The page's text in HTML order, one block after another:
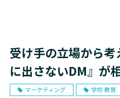
受け手の立場から
に出さないDM』が
かす！
マーケティング 学校 教育